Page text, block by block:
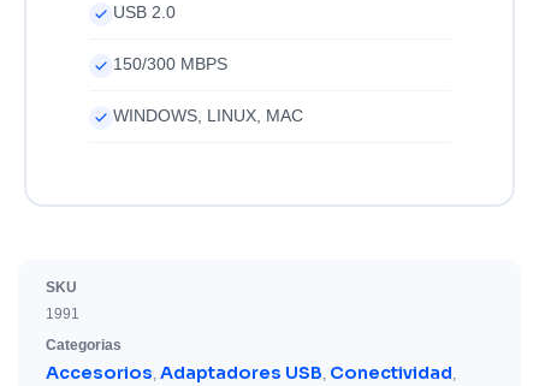
USB 2.0
150/300 MBPS
WINDOWS, LINUX, MAC
SKU
1991
Categorias
Accesorios, Adaptadores USB, Conectividad,